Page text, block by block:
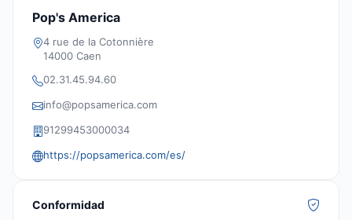
Pop's America
4 rue de la Cotonnière
14000 Caen
02.31.45.94.60
info@popsamerica.com
91299453000034
https://popsamerica.com/es/
Conformidad